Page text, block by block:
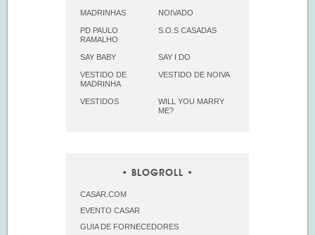
MADRINHAS NOIVADO
PD PAULO
RAMALHO
S.O.S CASADAS
SAY BABY SAY I DO
VESTIDO DE
MADRINHA
VESTIDO DE NOIVA
VESTIDOS
WILL YOU MARRY
ME?
BLOGROLL
CASAR.COM
EVENTO CASAR
GUIA DE FORNECEDORES